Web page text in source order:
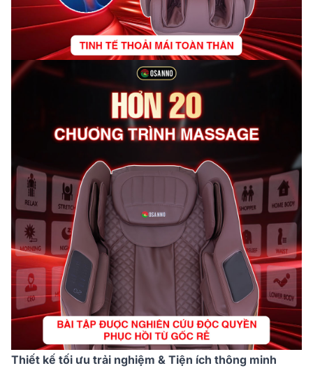
Thiết kế tối ưu trải nghiệm & Tiện ích thông minh